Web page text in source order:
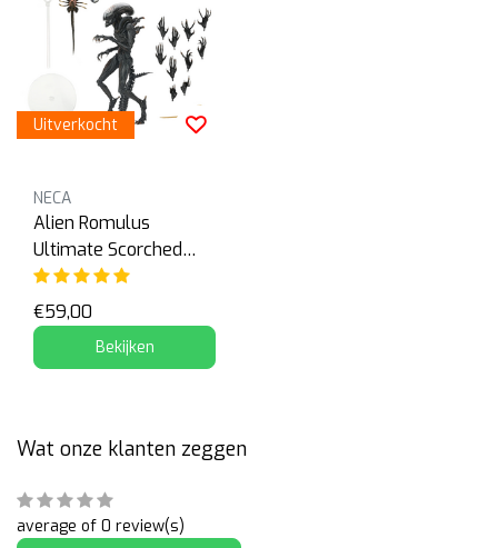
Uitverkocht
NECA
Alien Romulus
Ultimate Scorched
Xenomorph
€59,00
Bekijken
Wat onze klanten zeggen
average of 0 review(s)